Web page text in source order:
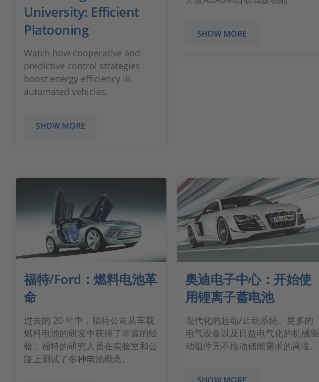
University: Efficient
Platooning
Watch how cooperative and
predictive control strategies
boost energy efficiency in
automated vehicles.
SHOW MORE
SHOW MORE
福特/Ford：燃料电池革
命
过去的 20 年中，福特公司从车载
燃料电池的研发中获得了丰富的经
验。福特的研究人员在实验室和公
路上测试了多种电池概念。
奥迪电子中心：开始使
用锂离子蓄电池
现代化的起动/止动系统、更多的
电气设备以及日益电气化的机械驱
动组件无不推动储能需求的高涨。